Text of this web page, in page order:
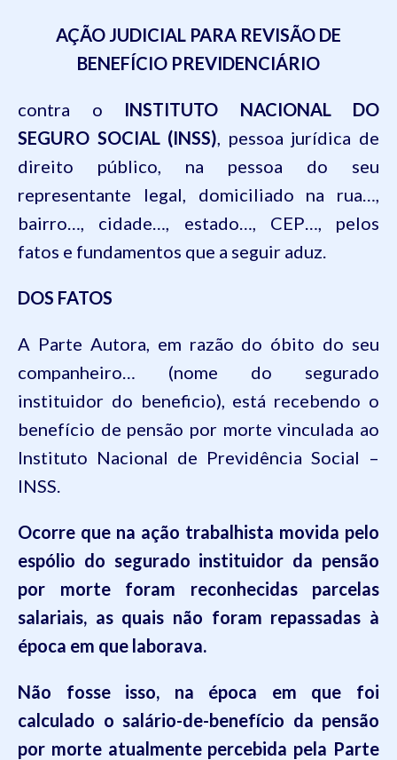
AÇÃO JUDICIAL PARA REVISÃO DE
BENEFÍCIO PREVIDENCIÁRIO
contra o INSTITUTO NACIONAL DO
SEGURO SOCIAL (INSS), pessoa jurídica de
direito público, na pessoa do seu
representante legal, domiciliado na rua…,
bairro…, cidade…, estado…, CEP…, pelos
fatos e fundamentos que a seguir aduz.
DOS FATOS
A Parte Autora, em razão do óbito do seu
companheiro… (nome do segurado
instituidor do beneficio), está recebendo o
benefício de pensão por morte vinculada ao
Instituto Nacional de Previdência Social –
INSS.
Ocorre que na ação trabalhista movida pelo
espólio do segurado instituidor da pensão
por morte foram reconhecidas parcelas
salariais, as quais não foram repassadas à
época em que laborava.
Não fosse isso, na época em que foi
calculado o salário-de-benefício da pensão
por morte atualmente percebida pela Parte